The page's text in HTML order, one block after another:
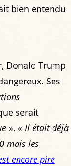
bien entendu
, Donald Trump
Ses
serait
». « Il était déjà
mais les
encore pire